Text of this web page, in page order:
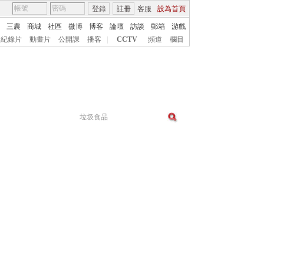
客服 設為首頁
登錄 註冊
三農 商城 社區 微博 博客 論壇 訪談 郵箱
游戲
紀錄片 動畫片 公開課 播客 CCTV 頻道 欄目